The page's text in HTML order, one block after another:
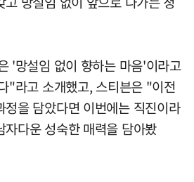
'망설임 없이 향하는 마음'이라고
"라고 소개했고, 스티븐은 "이전
정을 담았다면 이번에는 직진이라
자다운 성숙한 매력을 담아봤